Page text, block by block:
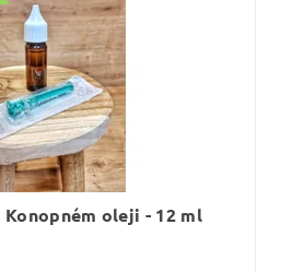
Konopném oleji - 12 ml